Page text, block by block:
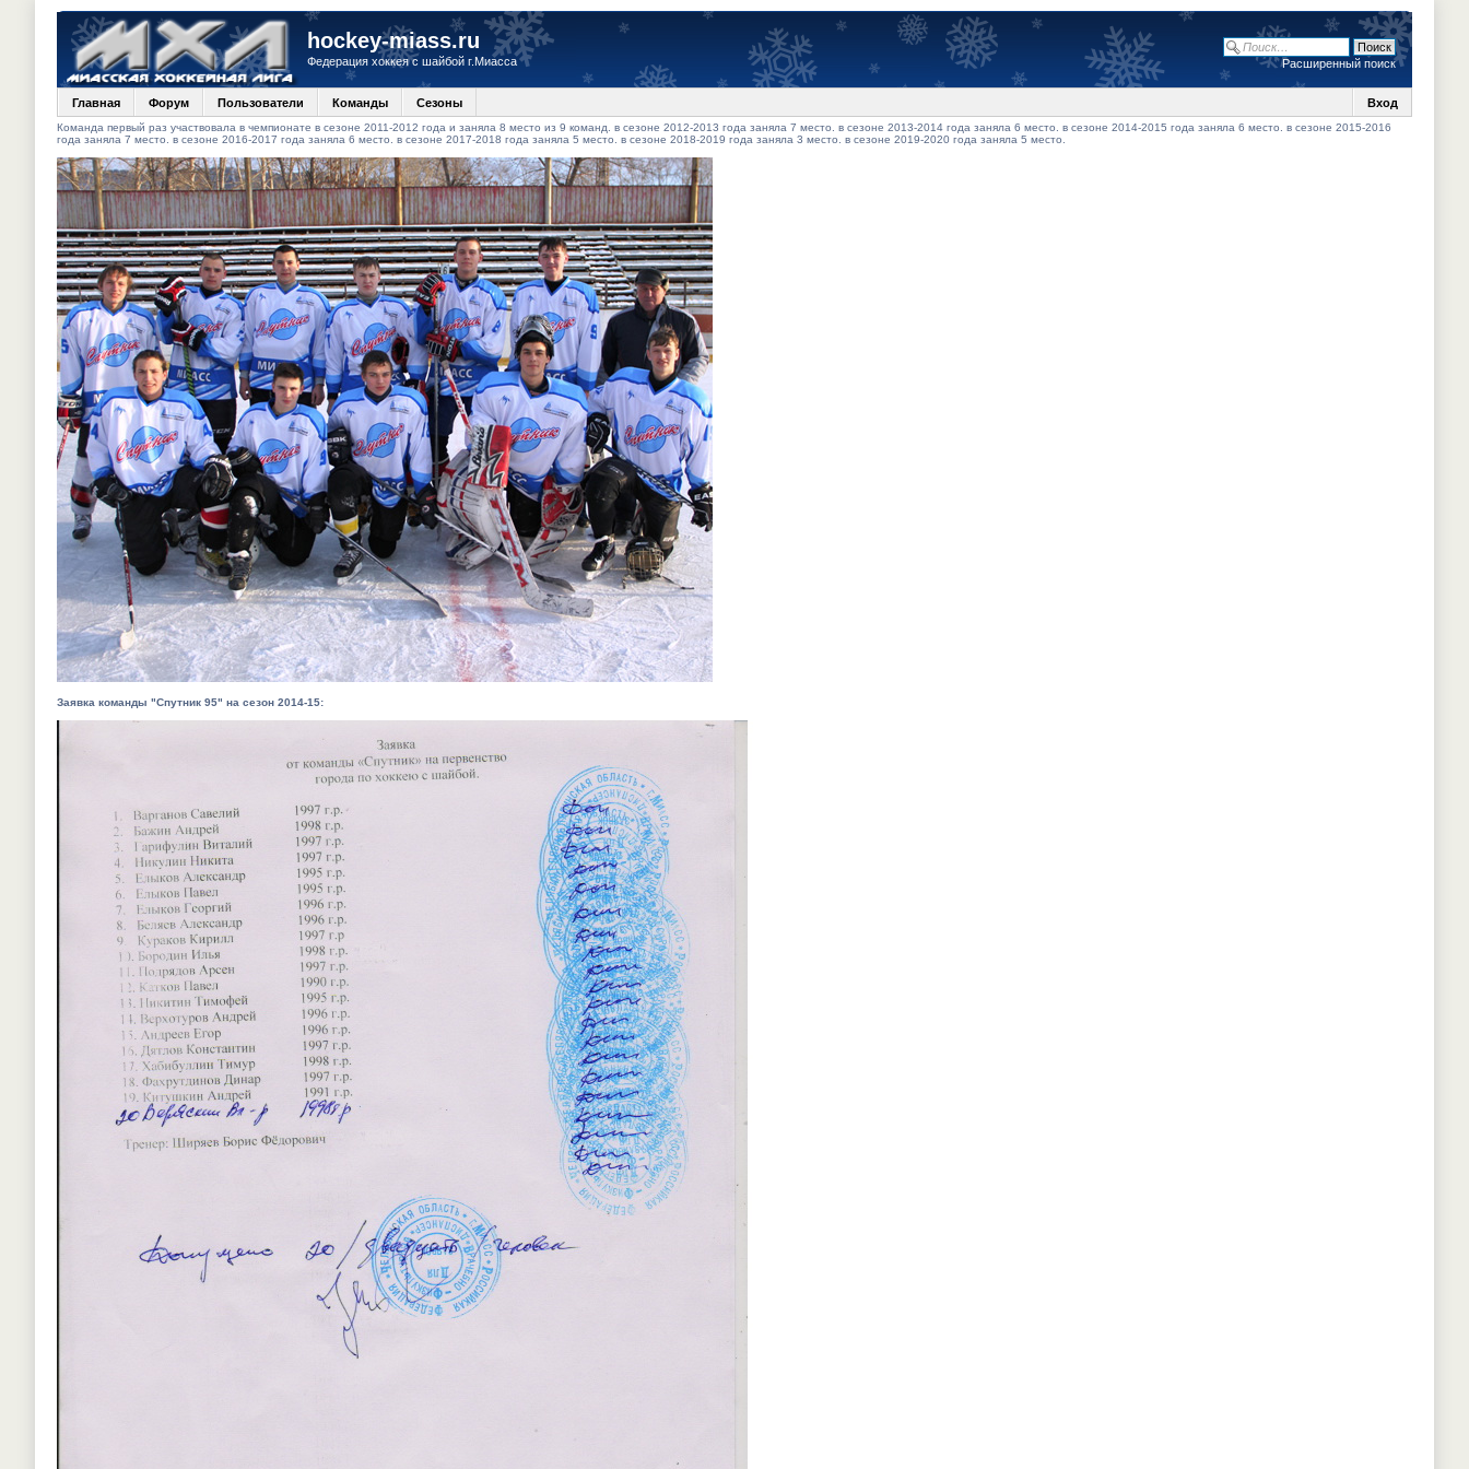
hockey-miass.ru
Федерация хоккея с шайбой г.Миасса Расширенный поиск
Главная Форум Пользователи Команды Сезоны Вход
Команда первый раз участвовала в чемпионате в сезоне 2011-2012 года и заняла 8 место из 9 команд. в сезоне 2012-2013 года заняла 7 место. в сезоне 2013-2014 года заняла 6 место. в сезоне 2014-2015 года заняла 6 место. в сезоне 2015-2016
года заняла 7 место. в сезоне 2016-2017 года заняла 6 место. в сезоне 2017-2018 года заняла 5 место. в сезоне 2018-2019 года заняла 3 место. в сезоне 2019-2020 года заняла 5 место.
Заявка команды "Спутник 95" на сезон 2014-15: